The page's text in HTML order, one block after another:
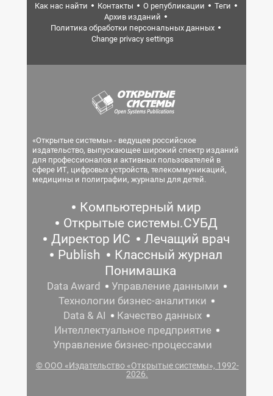
Как нас найти
Контакты О републикации
Теги
Архив изданий
Политика обработки персональных данных
Change privacy settings
«Открытые системы» - ведущее российское
издательство, выпускающее широкий спектр изданий
для профессионалов и активных пользователей в
сфере ИТ, цифровых устройств, телекоммуникаций,
медицины и полиграфии, журналы для детей.
Компьютерный мир
Открытые системы.СУБД
Директор ИС
Лечащий врач
Publish
Классный журнал
Понимашка
Data Award
Управление данными
Технологии бизнес-аналитики
Data & AI
Качество данных
Интеллектуальное предприятие
Управление бизнес-процессами
© ООО «Издательство «Открытые системы», 1992-
2026.